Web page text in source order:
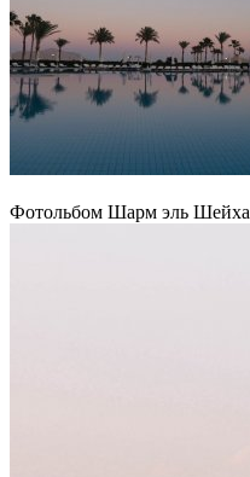
Фотольбом Шарм эль Шейха